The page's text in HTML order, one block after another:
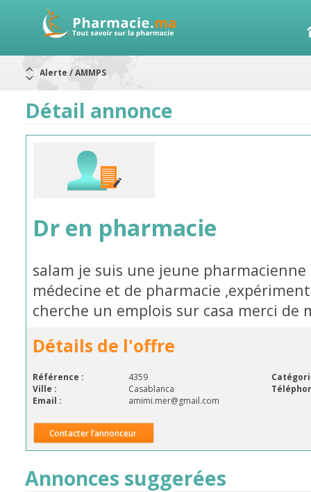
Aureomycine ophtalmique : Rappel de lots
RAPPELS DE LOTS
Rappel de lots : ANTITOXINE TÉTANIQUE 1500.
Rappel de lots : préparations lactées
Détail annonce
Dr en pharmacie
salam je suis une jeune
médecine et de pharmacie
cherche un emplois sur casa merci de
Détails de l'offre
Référence : 4359
Ville :
Casablanca
Email :
amimi.mer@gmail.com
Contacter l’annonceur
Annonces suggerées